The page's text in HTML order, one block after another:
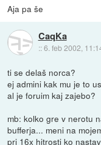
Aja pa še
CaqKa
::6. feb 2002,
ti se delaš norca?
ej admini kak mu je to
al je foruim kaj zajebo?
mb: kolko gre v nerotu
bufferja... meni na
pri 16x hitrosti ko